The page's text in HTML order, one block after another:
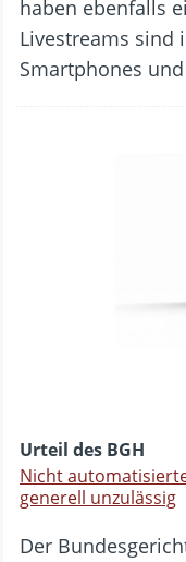
haben ebenfalls
Livestreams sind
Smartphones
Urteil des BGH
Nicht
generell unzulässig
Der